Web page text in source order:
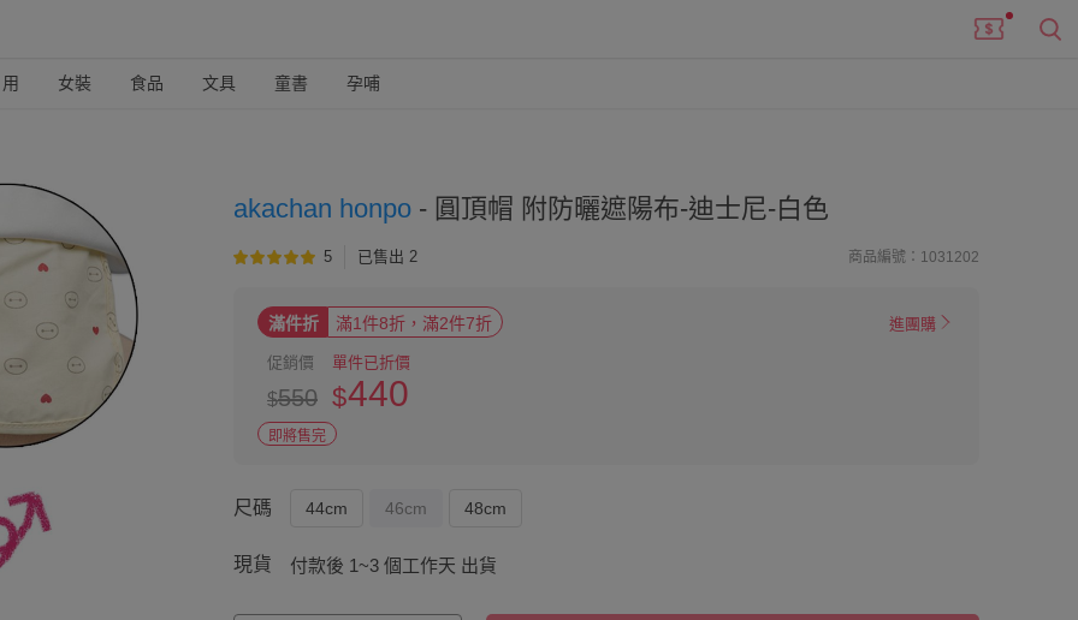
女裝 食品 文具 童書 孕哺
akachan honpo - 圓頂帽 附防曬遮陽布-迪士尼-白色
5 已售出 2 商品編號：1031202
滿件折 滿1件8折，滿2件7折 進團購
促銷價
$550
單件已折價
$440
即將售完
尺碼 44cm 46cm 48cm
現貨 付款後 1~3 個工作天 出貨